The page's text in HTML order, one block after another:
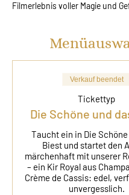
Filmerlebnis voller Magie und
Verkauf beendet
Tickettyp
Die Schöne und
Taucht ein in Die
Biest und startet den
märchenhaft mit unserer
– ein Kir Royal aus
Crème de Cassis: edel,
unvergesslich.